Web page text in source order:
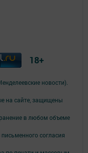
новости).
на сайте, защищены
в любом объеме
согласия
18+